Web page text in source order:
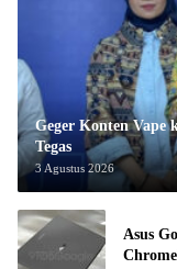
Geger Konten Vape
Tegas
3 Agustus 2026
Asus